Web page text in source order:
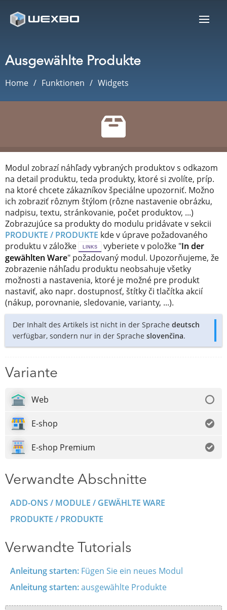
Ausgewählte Produkte
Home Funktionen Widgets
Modul zobrazí náhľady vybraných produktov s odkazom
na detail produktu, teda produkty, ktoré si zvolíte, príp.
na ktoré chcete zákazníkov špeciálne upozorniť. Možno
ich zobraziť rôznym štýlom (rôzne nastavenie obrázku,
nadpisu, textu, stránkovanie, počet produktov, ...)
Zobrazujúce sa produkty do modulu pridávate v sekcii
PRODUKTE / PRODUKTE kde v úprave požadovaného
produktu v záložke
LINKS vyberiete v položke "In der
gewählten Ware" požadovaný modul. Upozorňujeme, že
zobrazenie náhľadu produktu neobsahuje všetky
možnosti a nastavenia, ktoré je možné pre produkt
nastaviť, ako napr. dostupnosť, štítky či tlačítka akcií
(nákup, porovnanie, sledovanie, varianty, ...).
Der Inhalt des Artikels ist nicht in der Sprache deutsch
verfügbar, sondern nur in der Sprache slovenčina.
Variante
Web
E-shop
E-shop Premium
Verwandte Abschnitte
ADD-ONS / MODULE / GEWÄHLTE WARE
PRODUKTE / PRODUKTE
Verwandte Tutorials
Anleitung starten: Fügen Sie ein neues Modul
Anleitung starten:ausgewählte Produkte